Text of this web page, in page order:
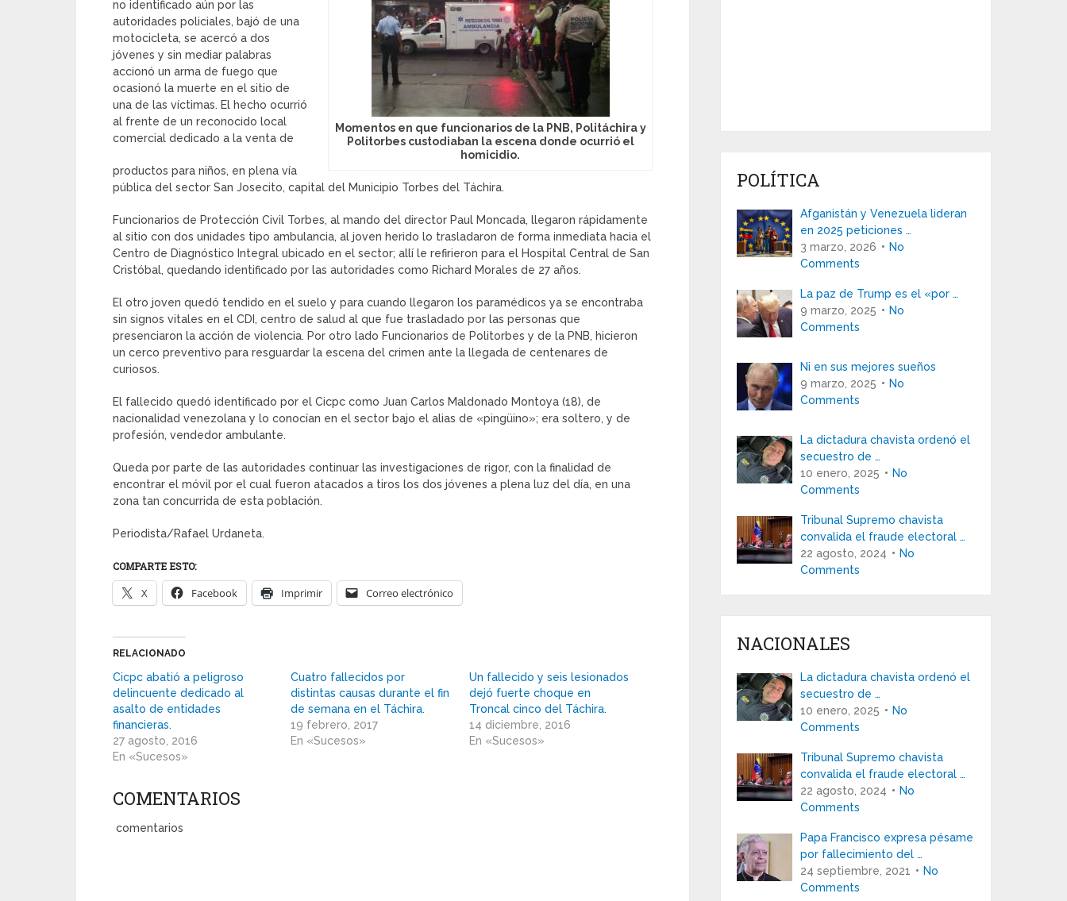
Momentos en que funcionarios de la PNB, Politáchira y
Politorbes custodiaban la escena donde ocurrió el
homicidio.
no identificado aún por las
autoridades policiales, bajó de una
motocicleta, se acercó a dos
jóvenes y sin mediar palabras
accionó un arma de fuego que
ocasionó la muerte en el sitio de
una de las víctimas. El hecho ocurrió
al frente de un reconocido local
comercial dedicado a la venta de
productos para niños, en plena vía
pública del sector San Josecito, capital del Municipio Torbes del Táchira.
Funcionarios de Protección Civil Torbes, al mando del director Paul Moncada, llegaron rápidamente
al sitio con dos unidades tipo ambulancia, al joven herido lo trasladaron de forma inmediata hacia el
Centro de Diagnóstico Integral ubicado en el sector; allí le refirieron para el Hospital Central de San
Cristóbal, quedando identificado por las autoridades como Richard Morales de 27 años.
El otro joven quedó tendido en el suelo y para cuando llegaron los paramédicos ya se encontraba
sin signos vitales en el CDI, centro de salud al que fue trasladado por las personas que
presenciaron la acción de violencia. Por otro lado Funcionarios de Politorbes y de la PNB, hicieron
un cerco preventivo para resguardar la escena del crimen ante la llegada de centenares de
curiosos.
El fallecido quedó identificado por el Cicpc como Juan Carlos Maldonado Montoya (18), de
nacionalidad venezolana y lo conocían en el sector bajo el alias de «pingüino»; era soltero, y de
profesión, vendedor ambulante.
Queda por parte de las autoridades continuar las investigaciones de rigor, con la finalidad de
encontrar el móvil por el cual fueron atacados a tiros los dos jóvenes a plena luz del día, en una
zona tan concurrida de esta población.
Periodista/Rafael Urdaneta.
COMPARTE ESTO:
X Facebook Imprimir Correo electrónico
RELACIONADO
Cicpc abatió a peligroso
delincuente dedicado al
asalto de entidades
financieras.
27 agosto, 2016
En «Sucesos»
Cuatro fallecidos por
distintas causas durante el fin
de semana en el Táchira.
19 febrero, 2017
En «Sucesos»
Un fallecido y seis lesionados
dejó fuerte choque en
Troncal cinco del Táchira.
14 diciembre, 2016
En «Sucesos»
COMENTARIOS
comentarios
POLÍTICA
Afganistán y Venezuela lideran
en 2025 peticiones …
3 marzo, 2026
No
Comments
La paz de Trump es el «por …
9 marzo, 2025
No
Comments
Ni en sus mejores sueños
9 marzo, 2025
No
Comments
La dictadura chavista ordenó el
secuestro de …
10 enero, 2025
No
Comments
Tribunal Supremo chavista
convalida el fraude electoral …
22 agosto, 2024
No
Comments
NACIONALES
La dictadura chavista ordenó el
secuestro de …
10 enero, 2025
No
Comments
Tribunal Supremo chavista
convalida el fraude electoral …
22 agosto, 2024
No
Comments
Papa Francisco expresa pésame
por fallecimiento del …
24 septiembre, 2021
No
Comments